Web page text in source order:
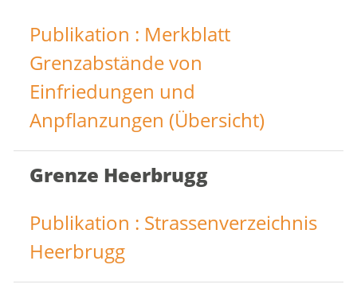
Publikation : Merkblatt
Grenzabstände von
Einfriedungen und
Anpflanzungen (Übersicht)
Grenze Heerbrugg
Publikation : Strassenverzeichnis
Heerbrugg